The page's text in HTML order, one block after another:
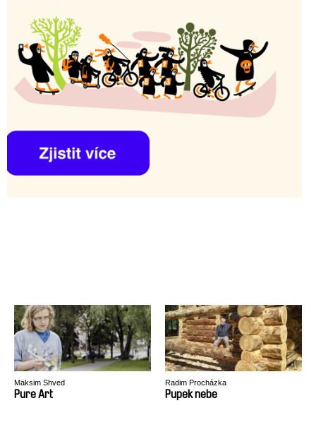
Maksim Shved
Pure Art
Radim Procházka
Pupek nebe